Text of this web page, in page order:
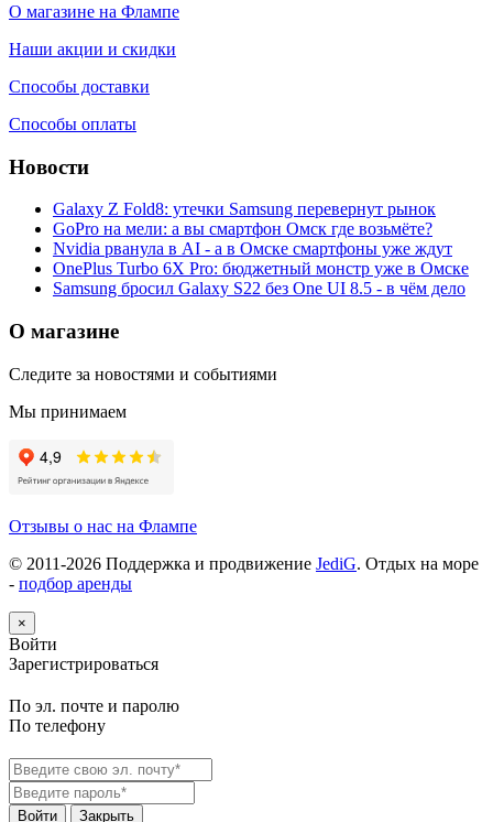
О магазине на Флампе
Наши акции и скидки
Способы доставки
Способы оплаты
Новости
Galaxy Z Fold8: утечки Samsung перевернут рынок
GoPro на мели: а вы смартфон Омск где возьмёте?
Nvidia рванула в AI - а в Омске смартфоны уже ждут
OnePlus Turbo 6X Pro: бюджетный монстр уже в Омске
Samsung бросил Galaxy S22 без One UI 8.5 - в чём дело
О магазине
Следите за новостями и событиями
Мы принимаем
Отзывы о нас на Флампе
© 2011-2026 Поддержка и продвижение JediG. Отдых на море
- подбор аренды
×
Войти
Зарегистрироваться
По эл. почте и паролю
По телефону
Войти Закрыть